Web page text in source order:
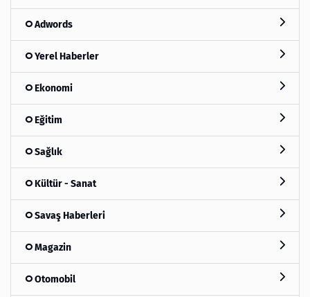
Adwords
Yerel Haberler
Ekonomi
Eğitim
Sağlık
Kültür - Sanat
Savaş Haberleri
Magazin
Otomobil